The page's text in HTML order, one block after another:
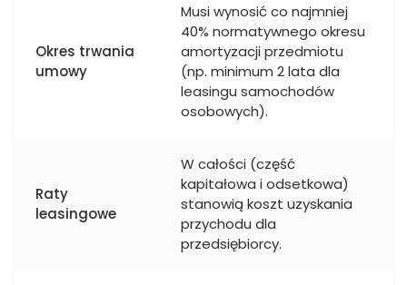
Okres trwania
umowy
Musi wynosić co najmniej
40% normatywnego okresu
amortyzacji przedmiotu
(np. minimum 2 lata dla
leasingu samochodów
osobowych).
Raty
leasingowe
W całości (część
kapitałowa i odsetkowa)
stanowią koszt uzyskania
przychodu dla
przedsiębiorcy.